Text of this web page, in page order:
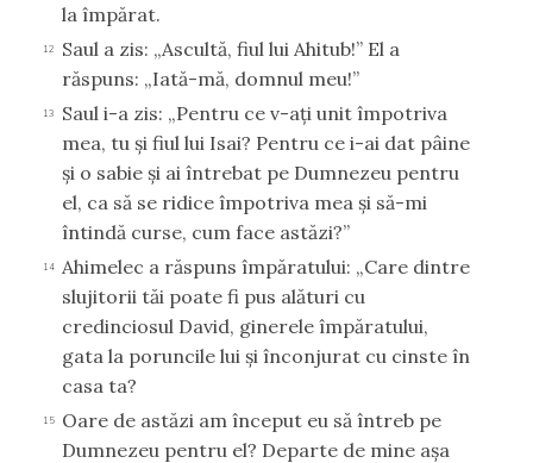
la împărat.
12
Saul a zis: „Ascultă, fiul lui Ahitub!” El a
răspuns: „Iată-mă, domnul meu!”
13
Saul i-a zis: „Pentru ce v-aţi unit împotriva
mea, tu şi fiul lui Isai? Pentru ce i-ai dat pâine
şi o sabie şi ai întrebat pe Dumnezeu pentru
el, ca să se ridice împotriva mea şi să-mi
întindă curse, cum face astăzi?”
14
Ahimelec a răspuns împăratului: „Care dintre
slujitorii tăi poate fi pus alături cu
credinciosul David, ginerele împăratului,
gata la poruncile lui şi înconjurat cu cinste în
casa ta?
15
Oare de astăzi am început eu să întreb pe
Dumnezeu pentru el? Departe de mine aşa